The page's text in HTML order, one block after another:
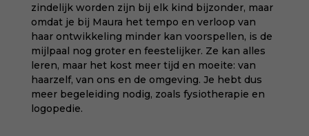
zindelijk worden zijn bij elk kind bijzonder, maar
omdat je bij Maura het tempo en verloop van
haar ontwikkeling minder kan voorspellen, is de
mijlpaal nog groter en feestelijker. Ze kan alles
leren, maar het kost meer tijd en moeite: van
haarzelf, van ons en de omgeving. Je hebt dus
meer begeleiding nodig, zoals fysiotherapie en
logopedie.